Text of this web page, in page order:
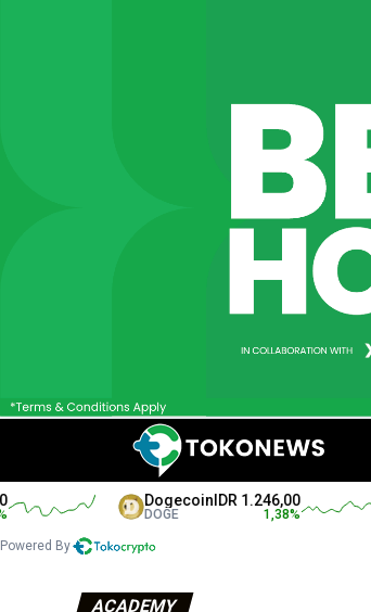
DogecoinIDR 1.246,00
Powered By
ACADEMY